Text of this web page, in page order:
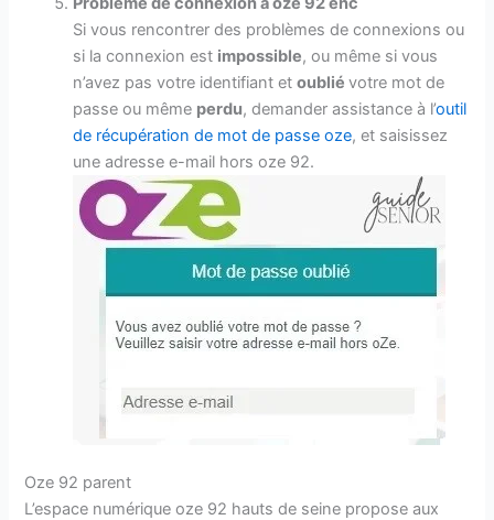
Si vous rencontrer des problèmes de connexions ou
si la connexion est impossible, ou même si vous
n’avez pas votre identifiant etoubliévotre mot de
passe ou même perdu, demander assistance à l’outil
de récupération de mot de passe oze, et saisissez
une adresse e-mail hors oze 92.
Oze 92 parent
L’espace numérique oze 92 hauts de seine propose aux